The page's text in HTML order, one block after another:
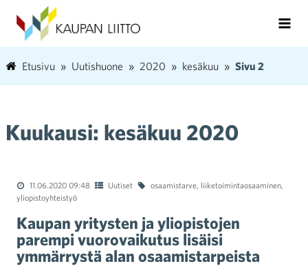
Etusivu Uutishuone 2020 kesäkuu Sivu 2
Kuukausi: kesäkuu 2020
11.06.2020 09:48 Uutiset osaamistarve, liiketoimintaosaaminen,
yliopistoyhteistyö
Kaupan yritysten ja yliopistojen
parempi vuorovaikutus lisäisi
ymmärrystä alan osaamistarpeista